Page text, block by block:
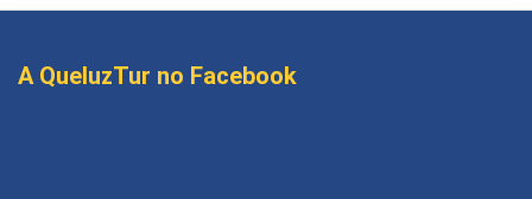
A QueluzTur no Facebook